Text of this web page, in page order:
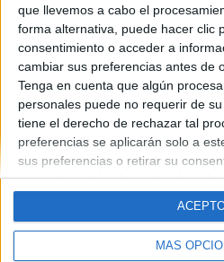
que llevemos a cabo el
forma alternativa, puede hacer clic
consentimiento o acceder a
cambiar sus preferencias antes de
Tenga en cuenta que algún
personales puede no requerir de
tiene el derecho de rechazar tal
preferencias se aplicarán solo a
sus preferencias o retirar su
momento volviendo a este sitio y
"Privacidad" en la parte inferior de
MÁS
Quiénes somos|
Aviso legal|Politica de privacidad |
de
© 2003-2026Compás Mediterráneo
Madrid [ESPAÑA] - Tel.